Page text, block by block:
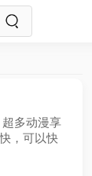
多动漫享
，可以快